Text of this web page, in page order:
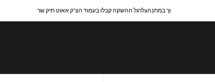
לרגל ההשקה קבלו בעמוד הצ'ק אאוט תיק שרaוך במתנה